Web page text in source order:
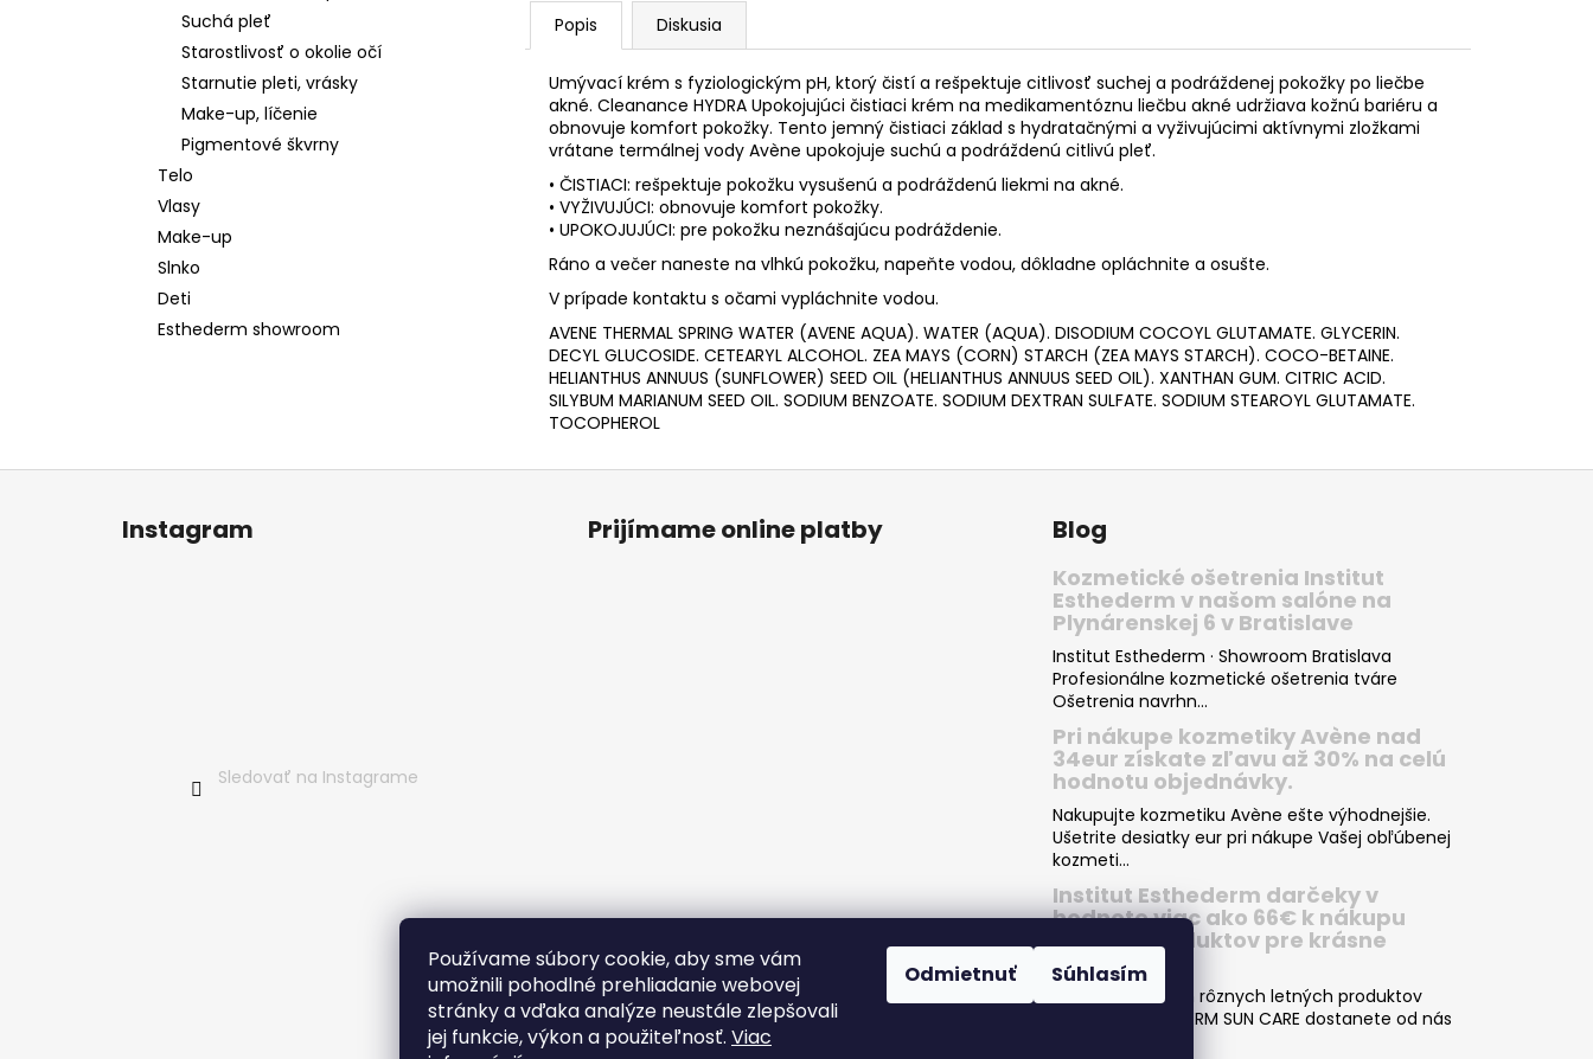
Používame súbory cookie, aby sme vám
umožnili pohodlné prehliadanie webovej
stránky a vďaka analýze neustále zlepšovali
jej funkcie, výkon a použiteľnosť. Viac
Odmietnuť Súhlasím
Suchá pleť
Starostlivosť o okolie očí
Starnutie pleti, vrásky
Make-up, líčenie
Pigmentové škvrny
Telo
Vlasy
Make-up
Slnko
Deti
Esthederm showroom
Popis Diskusia
Umývací krém s fyziologickým pH, ktorý čistí a rešpektuje citlivosť suchej a podráždenej pokožky po liečbe
akné. Cleanance HYDRA Upokojujúci čistiaci krém na medikamentóznu liečbu akné udržiava kožnú bariéru a
obnovuje komfort pokožky. Tento jemný čistiaci základ s hydratačnými a vyživujúcimi aktívnymi zložkami
vrátane termálnej vody Avène upokojuje suchú a podráždenú citlivú pleť.
• ČISTIACI: rešpektuje pokožku vysušenú a podráždenú liekmi na akné.
• VYŽIVUJÚCI: obnovuje komfort pokožky.
• UPOKOJUJÚCI: pre pokožku neznášajúcu podráždenie.
Ráno a večer naneste na vlhkú pokožku, napeňte vodou, dôkladne opláchnite a osušte.
V prípade kontaktu s očami vypláchnite vodou.
AVENE THERMAL SPRING WATER (AVENE AQUA). WATER (AQUA). DISODIUM COCOYL GLUTAMATE. GLYCERIN.
DECYL GLUCOSIDE. CETEARYL ALCOHOL. ZEA MAYS (CORN) STARCH (ZEA MAYS STARCH). COCO-BETAINE.
HELIANTHUS ANNUUS (SUNFLOWER) SEED OIL (HELIANTHUS ANNUUS SEED OIL). XANTHAN GUM. CITRIC ACID.
SILYBUM MARIANUM SEED OIL. SODIUM BENZOATE. SODIUM DEXTRAN SULFATE. SODIUM STEAROYL GLUTAMATE.
TOCOPHEROL
Z
Instagram
Sledovať na Instagrame
Prijímame online platby Blog
Kozmetické ošetrenia Institut
Esthederm v našom salóne na
Plynárenskej 6 v Bratislave
Institut Esthederm · Showroom Bratislava
Profesionálne kozmetické ošetrenia tváre
Ošetrenia navrhn...
Pri nákupe kozmetiky Avène nad
34eur získate zľavu až 30% na celú
hodnotu objednávky.
Nakupujte kozmetiku Avène ešte výhodnejšie.
Ušetrite desiatky eur pri nákupe Vašej obľúbenej
kozmeti...
Institut Esthederm darčeky v
hodnote viac ako 66€ k nákupu
letných produktov pre krásne
opálenie
Pri nákupe dvoch rôznych letných produktov
INSTITUT ESTHEDERM SUN CARE dostanete od nás